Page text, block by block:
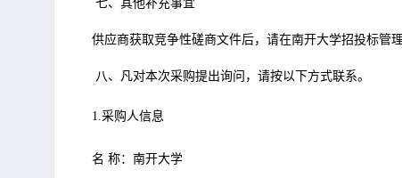
七、其他补充事宜
供应商获取竞争性磋商文件后，请在南开大学招投标管
八、凡对本次采购提出询问，请按以下方式联系。
1.采购人信息
名 称：南开大学